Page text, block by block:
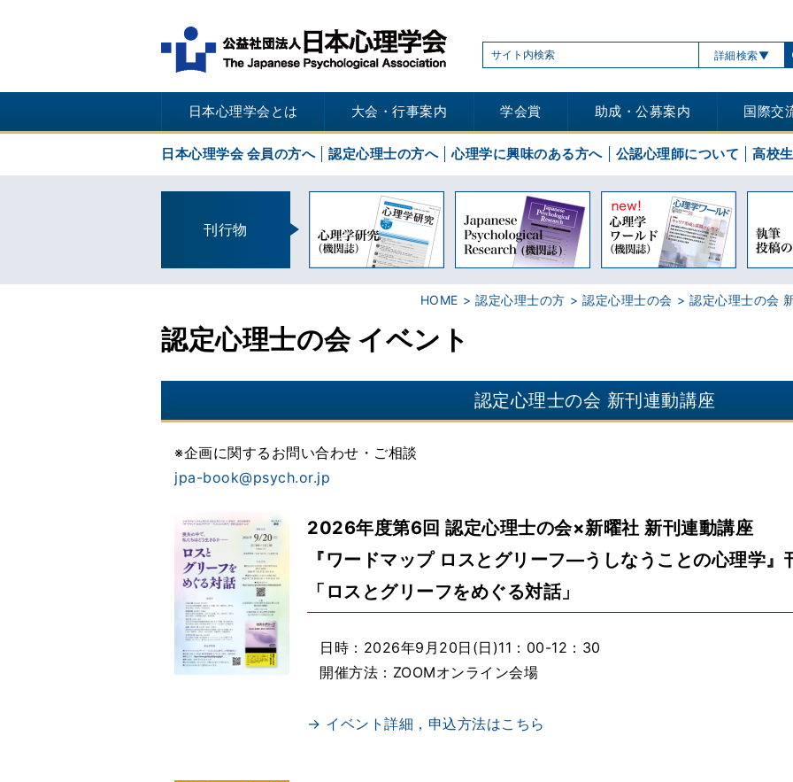
詳細検索
日本心理学会とは 大会・行事案内 学会賞 助成・公募案内 国際交
日本心理学会 会員の方へ 認定心理士の方へ 心理学に興味のある方へ 公認心理師について 高校
刊行物
HOME 認定心理士の方 認定心理士の会 認定心理士の会
認定心理士の会 イベント
認定心理士の会 新刊連動講座
※企画に関するお問い合わせ・ご相談
jpa-book@psych.or.jp
2026年度第6回 認定心理士の会×新曜社 新刊連動講座
『ワードマップ ロスとグリーフ―うしなうことの心理学』
「ロスとグリーフをめぐる対話」
日時：2026年9月20日(日)11：00-12：30
開催方法：ZOOMオンライン会場
→ イベント詳細，申込方法はこちら